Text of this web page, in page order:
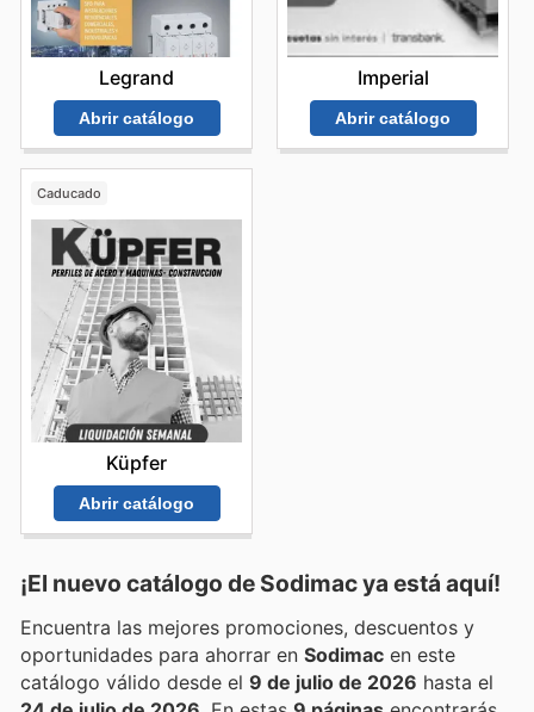
Legrand
Abrir catálogo
Imperial
Abrir catálogo
Caducado
Küpfer
Abrir catálogo
¡El nuevo catálogo de Sodimacya está aquí!
Encuentra las mejores promociones, descuentos y
oportunidades para ahorrar en Sodimac en este
catálogo válido desde el 9 de julio de 2026 hasta el